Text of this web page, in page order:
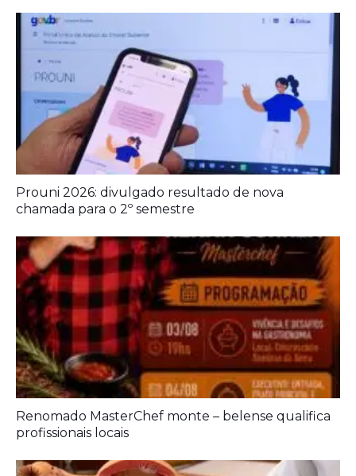
Prouni 2026: divulgado resultado de nova
chamada para o 2º semestre
Renomado MasterChef monte – belense qualifica
profissionais locais